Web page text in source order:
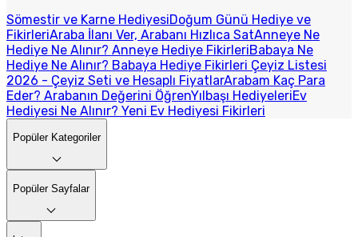
Sömestir ve Karne HediyesiDoğum Günü Hediye ve
FikirleriAraba İlanı Ver, Arabanı Hızlıca SatAnneye Ne
Hediye Ne Alınır? Anneye Hediye FikirleriBabaya Ne
Hediye Ne Alınır? Babaya Hediye Fikirleri Çeyiz Listesi
2026 - Çeyiz Seti ve Hesaplı FiyatlarArabam Kaç Para
Eder? Arabanın Değerini ÖğrenYılbaşı HediyeleriEv
Hediyesi Ne Alınır? Yeni Ev Hediyesi Fikirleri
Popüler Kategoriler
Popüler Sayfalar